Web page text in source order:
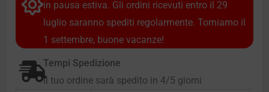
in pausa estiva. Gli ordini ricevuti entro il 29
luglio saranno spediti regolarmente. Torniamo il
1 settembre, buone vacanze!
Tempi Spedizione
Il tuo ordine sarà spedito in 4/5 giorni